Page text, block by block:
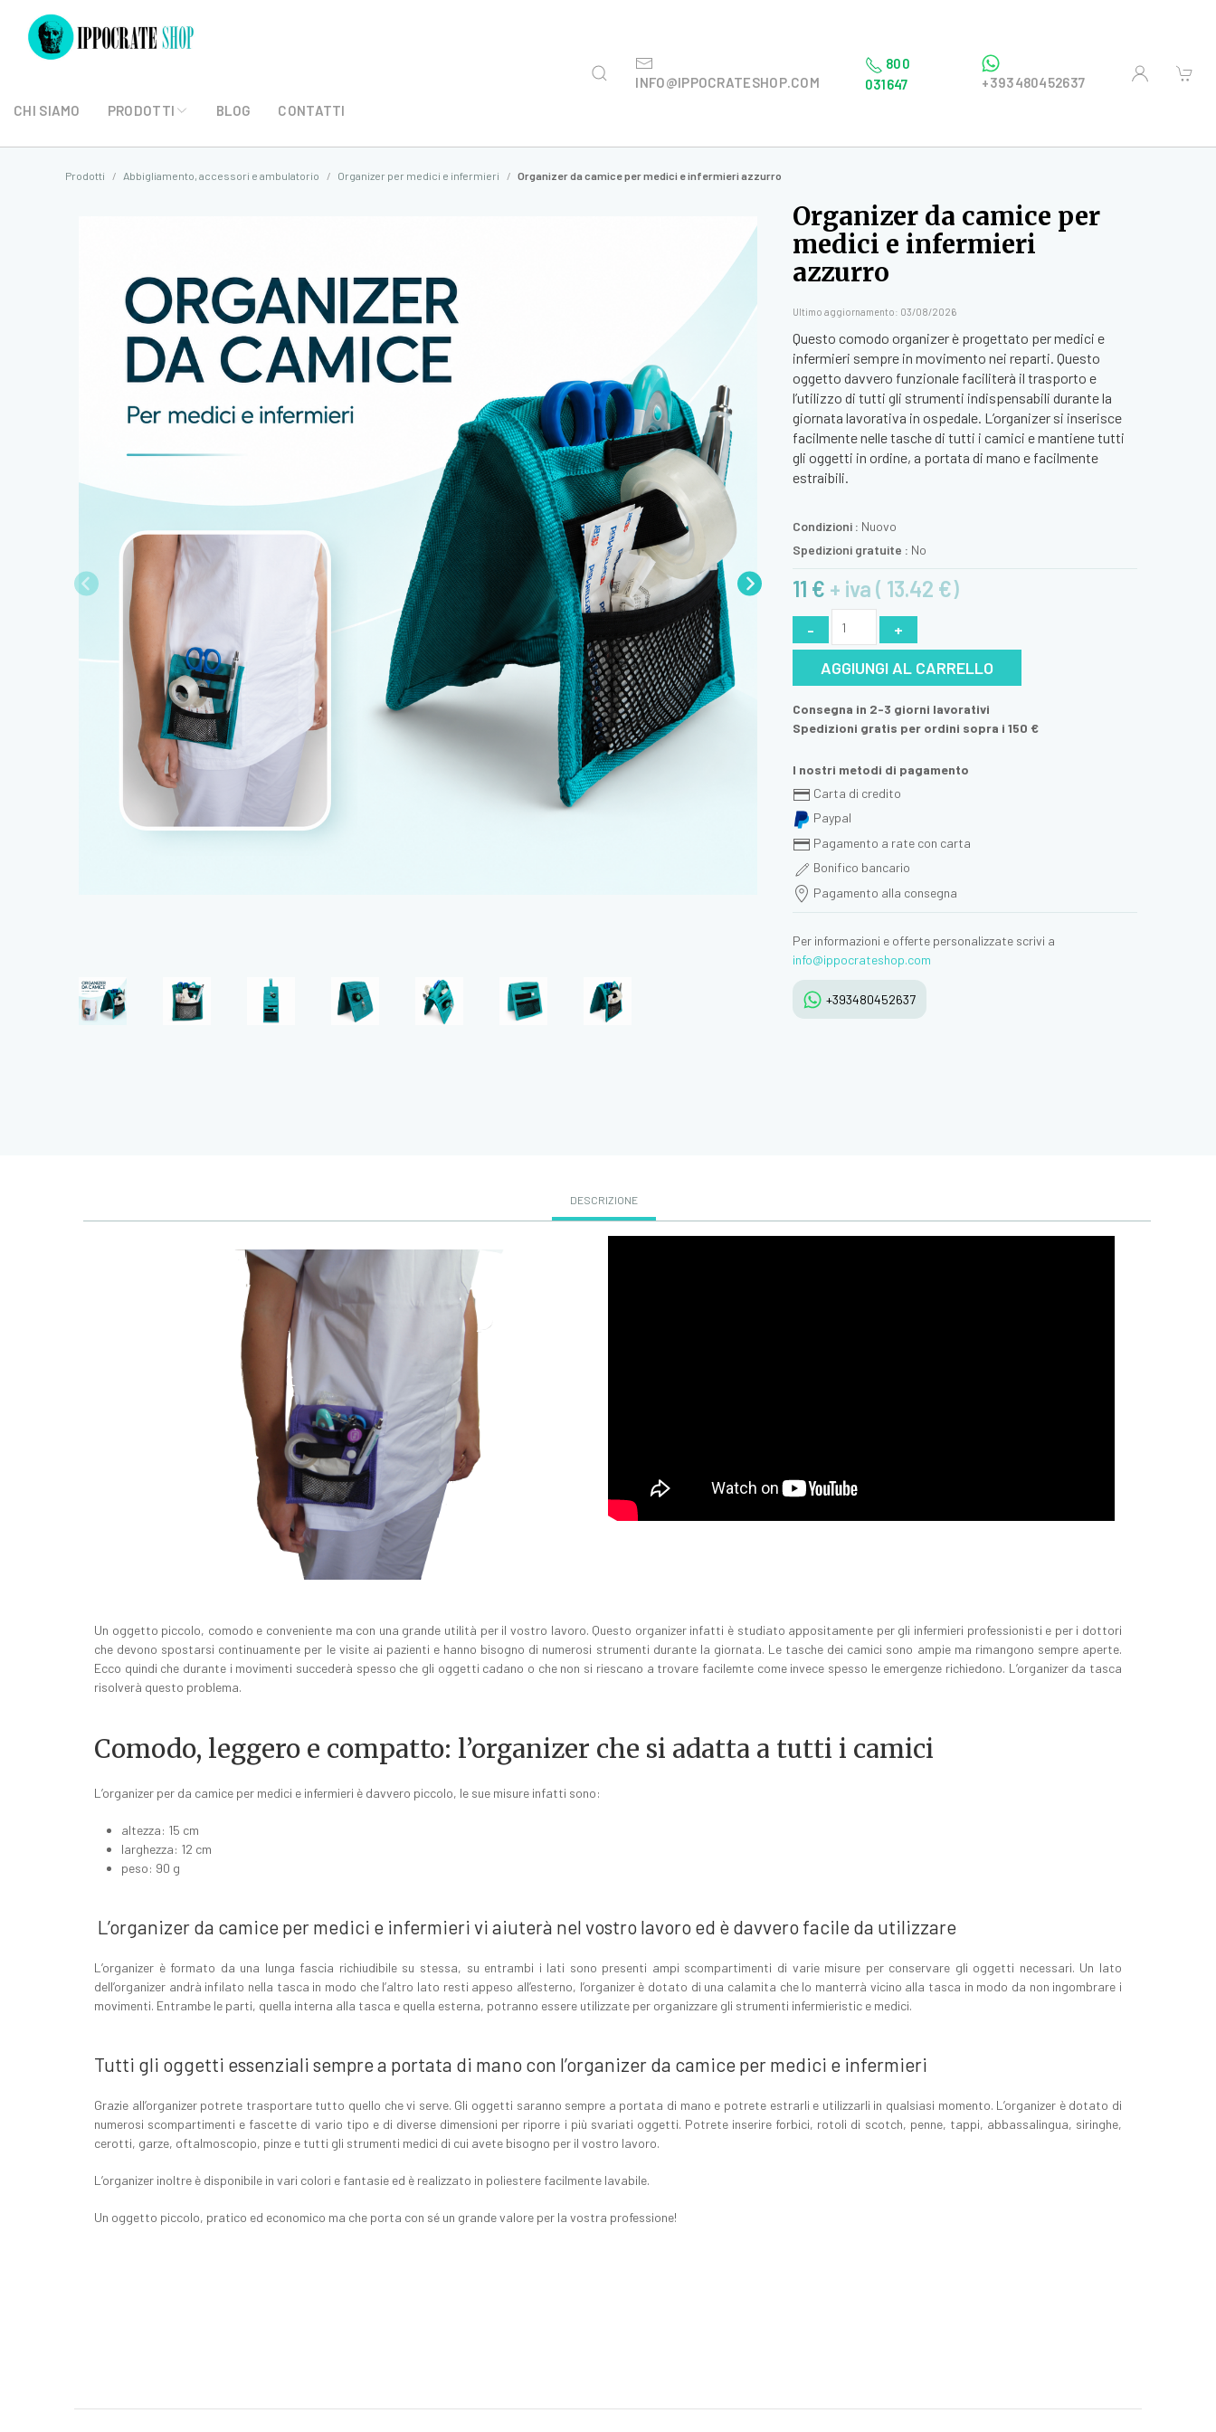
CHI SIAMO PRODOTTI BLOG CONTATTI
INFO@IPPOCRATESHOP.COM
800
031647
+393480452637
Prodotti Abbigliamento, accessori e ambulatorio Organizer per medici e infermieri Organizer da camice per medici e infermieri azzurro
Organizer da camice per
medici e infermieri
azzurro
Ultimo aggiornamento: 03/08/2026
Questo comodo organizer è progettato per medici e
infermieri sempre in movimento nei reparti. Questo
oggetto davvero funzionale faciliterà il trasporto e
l’utilizzo di tutti gli strumenti indispensabili durante la
giornata lavorativa in ospedale. L’organizer si inserisce
facilmente nelle tasche di tutti i camici e mantiene tutti
gli oggetti in ordine, a portata di mano e facilmente
estraibili.
Condizioni : Nuovo
Spedizioni gratuite : No
11 € + iva ( 13.42 €)
-
+
AGGIUNGI AL CARRELLO
Consegna in 2-3 giorni lavorativi
Spedizioni gratis per ordini sopra i 150 €
I nostri metodi di pagamento
Carta di credito
Paypal
Pagamento a rate con carta
Bonifico bancario
Pagamento alla consegna
Per informazioni e offerte personalizzate scrivi a
info@ippocrateshop.com
+393480452637
DESCRIZIONE
Un oggetto piccolo, comodo e conveniente ma con una grande utilità per il vostro lavoro. Questo organizer infatti è studiato appositamente per gli infermieri professionisti e per i dottori
che devono spostarsi continuamente per le visite ai pazienti e hanno bisogno di numerosi strumenti durante la giornata. Le tasche dei camici sono ampie ma rimangono sempre aperte.
Ecco quindi che durante i movimenti succederà spesso che gli oggetti cadano o che non si riescano a trovare facilemte come invece spesso le emergenze richiedono. L’organizer da tasca
risolverà questo problema.
Comodo, leggero e compatto: l’organizer che si adatta a tutti i camici
L’organizer per da camice per medici e infermieri è davvero piccolo, le sue misure infatti sono:
altezza: 15 cm
larghezza: 12 cm
peso: 90 g
L’organizer da camice per medici e infermieri vi aiuterà nel vostro lavoro ed è davvero facile da utilizzare
L’organizer è formato da una lunga fascia richiudibile su stessa, su entrambi i lati sono presenti ampi scompartimenti di varie misure per conservare gli oggetti necessari. Un lato
dell’organizer andrà infilato nella tasca in modo che l’altro lato resti appeso all’esterno, l’organizer è dotato di una calamita che lo manterrà vicino alla tasca in modo da non ingombrare i
movimenti. Entrambe le parti, quella interna alla tasca e quella esterna, potranno essere utilizzate per organizzare gli strumenti infermieristic e medici.
Tutti gli oggetti essenziali sempre a portata di mano con l’organizer da camice per medici e infermieri
Grazie all’organizer potrete trasportare tutto quello che vi serve. Gli oggetti saranno sempre a portata di mano e potrete estrarli e utilizzarli in qualsiasi momento. L’organizer è dotato di
numerosi scompartimenti e fascette di vario tipo e di diverse dimensioni per riporre i più svariati oggetti. Potrete inserire forbici, rotoli di scotch, penne, tappi, abbassalingua, siringhe,
cerotti, garze, oftalmoscopio, pinze e tutti gli strumenti medici di cui avete bisogno per il vostro lavoro.
L’organizer inoltre è disponibile in vari colori e fantasie ed è realizzato in poliestere facilmente lavabile.
Un oggetto piccolo, pratico ed economico ma che porta con sé un grande valore per la vostra professione!